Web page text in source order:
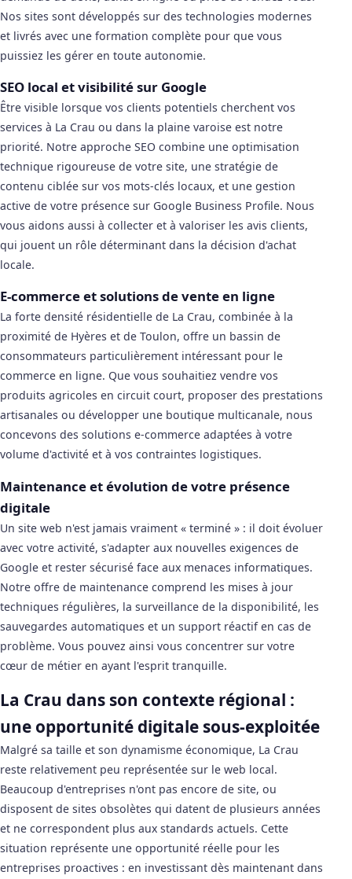
Nos sites sont développés sur des technologies modernes
et livrés avec une formation complète pour que vous
puissiez les gérer en toute autonomie.
SEO local et visibilité sur Google
Être visible lorsque vos clients potentiels cherchent vos
services à La Crau ou dans la plaine varoise est notre
priorité. Notre approche SEO combine une optimisation
technique rigoureuse de votre site, une stratégie de
contenu ciblée sur vos mots-clés locaux, et une gestion
active de votre présence sur Google Business Profile. Nous
vous aidons aussi à collecter et à valoriser les avis clients,
qui jouent un rôle déterminant dans la décision d'achat
locale.
E-commerce et solutions de vente en ligne
La forte densité résidentielle de La Crau, combinée à la
proximité de Hyères et de Toulon, offre un bassin de
consommateurs particulièrement intéressant pour le
commerce en ligne. Que vous souhaitiez vendre vos
produits agricoles en circuit court, proposer des prestations
artisanales ou développer une boutique multicanale, nous
concevons des solutions e-commerce adaptées à votre
volume d'activité et à vos contraintes logistiques.
Maintenance et évolution de votre présence
digitale
Un site web n'est jamais vraiment « terminé » : il doit évoluer
avec votre activité, s'adapter aux nouvelles exigences de
Google et rester sécurisé face aux menaces informatiques.
Notre offre de maintenance comprend les mises à jour
techniques régulières, la surveillance de la disponibilité, les
sauvegardes automatiques et un support réactif en cas de
problème. Vous pouvez ainsi vous concentrer sur votre
cœur de métier en ayant l'esprit tranquille.
La Crau dans son contexte régional :
une opportunité digitale sous-exploitée
Malgré sa taille et son dynamisme économique, La Crau
reste relativement peu représentée sur le web local.
Beaucoup d'entreprises n'ont pas encore de site, ou
disposent de sites obsolètes qui datent de plusieurs années
et ne correspondent plus aux standards actuels. Cette
situation représente une opportunité réelle pour les
entreprises proactives : en investissant dès maintenant dans